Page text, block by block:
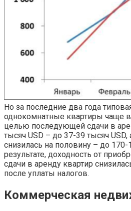
Но за последние два года
однокомнатные квартиры чаще
целью последующей сдачи в
тысяч USD – до 37-39 тысяч
снизилась на половину – до 170-
результате, доходность от
сдачи в аренду квартир
после уплаты налогов.
Коммерческая